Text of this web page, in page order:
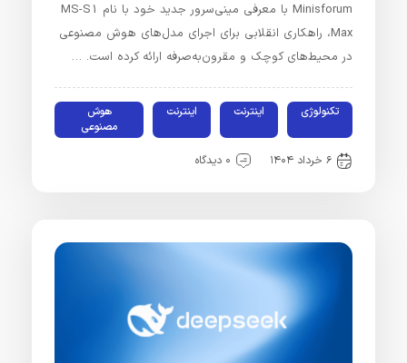
Minisforum با معرفی مینی‌سرور جدید خود با نام MS-S1
Max، راهکاری انقلابی برای اجرای مدل‌های هوش مصنوعی
در محیط‌های کوچک و مقرون‌به‌صرفه ارائه کرده است. …
تکنولوژی اینترنت اینترنت
هوش
مصنوعی